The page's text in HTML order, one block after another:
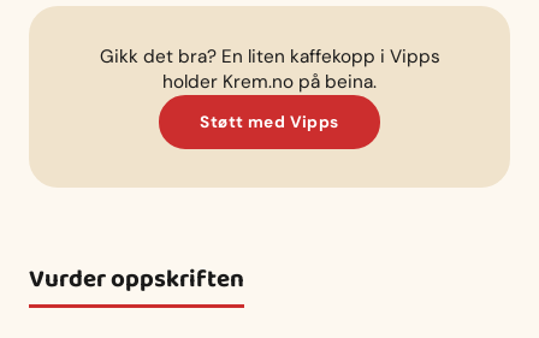
Gikk det bra? En liten kaffekopp i Vipps
holder Krem.no på beina.
Støtt med Vipps
Vurder oppskriften